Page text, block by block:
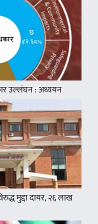
उल्लंघन : अध्ययन
मुद्दा दायर, २६ लाख